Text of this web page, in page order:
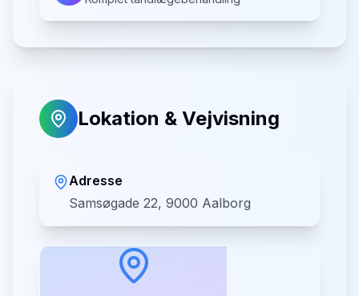
Lokation & Vejvisning
Adresse
Samsøgade 22, 9000 Aalborg